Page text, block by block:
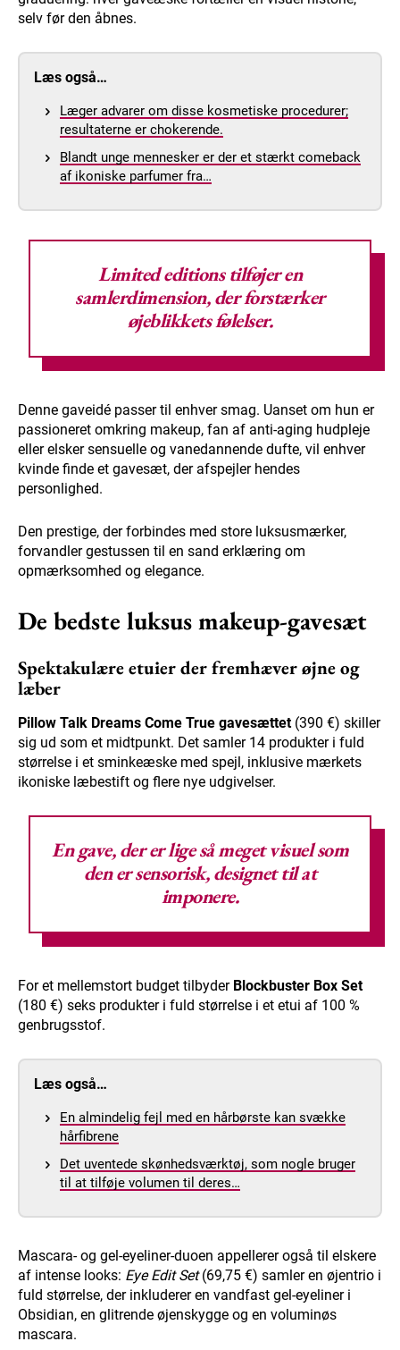
selv før den åbnes.
Læs også…
Læger advarer om disse kosmetiske procedurer;
resultaterne er chokerende.
Blandt unge mennesker er der et stærkt comeback
af ikoniske parfumer fra…
Limited editions tilføjer en
samlerdimension, der forstærker
øjeblikkets følelser.
Denne gaveidé passer til enhver smag. Uanset om hun er
passioneret omkring makeup, fan af anti-aging hudpleje
eller elsker sensuelle og vanedannende dufte, vil enhver
kvinde finde et gavesæt, der afspejler hendes
personlighed.
Den prestige, der forbindes med store luksusmærker,
forvandler gestussen til en sand erklæring om
opmærksomhed og elegance.
De bedste luksus makeup-gavesæt
Spektakulære etuier der fremhæver øjne og
læber
Pillow Talk Dreams Come True gavesættet(390 €) skiller
sig ud som et midtpunkt. Det samler 14 produkter i fuld
størrelse i et sminkeæske med spejl, inklusive mærkets
ikoniske læbestift og flere nye udgivelser.
En gave, der er lige så meget visuel som
den er sensorisk, designet til at
imponere.
For et mellemstort budget tilbyder Blockbuster Box Set
(180 €) seks produkter i fuld størrelse i et etui af 100 %
genbrugsstof.
Læs også…
En almindelig fejl med en hårbørste kan svække
hårfibrene
Det uventede skønhedsværktøj, som nogle bruger
til at tilføje volumen til deres…
Mascara- og gel-eyeliner-duoen appellerer også til elskere
af intense looks: Eye Edit Set(69,75 €) samler en øjentrio i
fuld størrelse, der inkluderer en vandfast gel-eyeliner i
Obsidian, en glitrende øjenskygge og en voluminøs
mascara.